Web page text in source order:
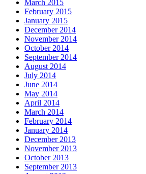
March 2015
February 2015
January 2015
December 2014
November 2014
October 2014
September 2014
August 2014
July 2014
June 2014
May 2014
April 2014
March 2014
February 2014
January 2014
December 2013
November 2013
October 2013
September 2013